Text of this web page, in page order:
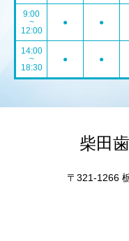
9:00
~
12:00
● ●
14:00
~
18:30
● ●
柴田
〒321-1266